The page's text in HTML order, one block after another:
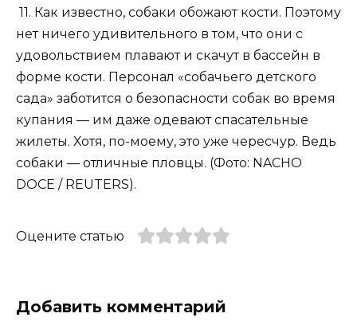
11. Как известно, собаки обожают кости. Поэтому
нет ничего удивительного в том, что они с
удовольствием плавают и скачут в бассейн в
форме кости. Персонал «собачьего детского
сада» заботится о безопасности собак во время
купания — им даже одевают спасательные
жилеты. Хотя, по-моему, это уже чересчур. Ведь
собаки — отличные пловцы. (Фото: NACHO
DOCE / REUTERS).
Оцените статью
Добавить комментарий